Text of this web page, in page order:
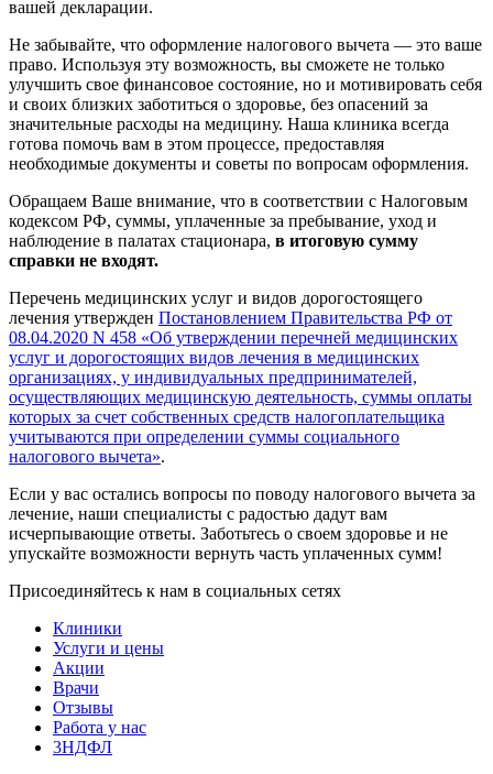
вашей декларации.
Не забывайте, что оформление налогового вычета — это ваше
право. Используя эту возможность, вы сможете не только
улучшить свое финансовое состояние, но и мотивировать себя
и своих близких заботиться о здоровье, без опасений за
значительные расходы на медицину. Наша клиника всегда
готова помочь вам в этом процессе, предоставляя
необходимые документы и советы по вопросам оформления.
Обращаем Ваше внимание, что в соответствии с Налоговым
кодексом РФ, суммы, уплаченные за пребывание, уход и
наблюдение в палатах стационара, в итоговую сумму
справки не входят.
Перечень медицинских услуг и видов дорогостоящего
лечения утвержден Постановлением Правительства РФ от
08.04.2020 N 458 «Об утверждении перечней медицинских
услуг и дорогостоящих видов лечения в медицинских
организациях, у индивидуальных предпринимателей,
осуществляющих медицинскую деятельность, суммы оплаты
которых за счет собственных средств налогоплательщика
учитываются при определении суммы социального
налогового вычета».
Если у вас остались вопросы по поводу налогового вычета за
лечение, наши специалисты с радостью дадут вам
исчерпывающие ответы. Заботьтесь о своем здоровье и не
упускайте возможности вернуть часть уплаченных сумм!
Присоединяйтесь к нам в социальных сетях
Клиники
Услуги и цены
Акции
Врачи
Отзывы
Работа у нас
3НДФЛ